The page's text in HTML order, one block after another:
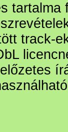
track-